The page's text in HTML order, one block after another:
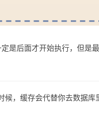
是后面才开始执行，但是最
，缓存会代替你去数据库